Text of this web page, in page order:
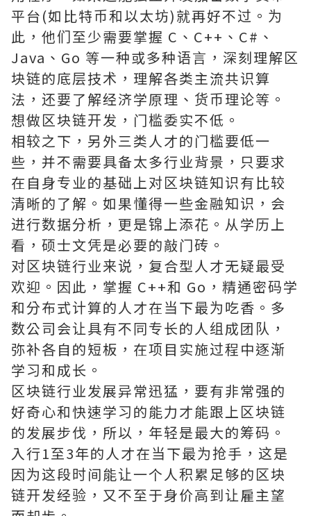
平台(如比特币和以太坊)就再好不过。为
此，他们至少需要掌握 C、C++、C#、
Java、Go 等一种或多种语言，深刻理解区
块链的底层技术，理解各类主流共识算
法，还要了解经济学原理、货币理论等。
想做区块链开发，门槛委实不低。
相较之下，另外三类人才的门槛要低一
些，并不需要具备太多行业背景，只要求
在自身专业的基础上对区块链知识有比较
清晰的了解。如果懂得一些金融知识，会
进行数据分析，更是锦上添花。从学历上
看，硕士文凭是必要的敲门砖。
对区块链行业来说，复合型人才无疑最受
欢迎。因此，掌握 C++和 Go，精通密码学
和分布式计算的人才在当下最为吃香。多
数公司会让具有不同专长的人组成团队，
弥补各自的短板，在项目实施过程中逐渐
学习和成长。
区块链行业发展异常迅猛，要有非常强的
好奇心和快速学习的能力才能跟上区块链
的发展步伐，所以，年轻是最大的筹码。
入行1至3年的人才在当下最为抢手，这是
因为这段时间能让一个人积累足够的区块
链开发经验，又不至于身价高到让雇主望